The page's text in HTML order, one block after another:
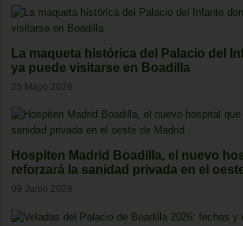
La maqueta histórica del Palacio del
ya puede visitarse en Boadilla
25 Mayo 2026
Hospiten Madrid Boadilla, el nuevo
reforzará la sanidad privada en el
09 Junio 2026